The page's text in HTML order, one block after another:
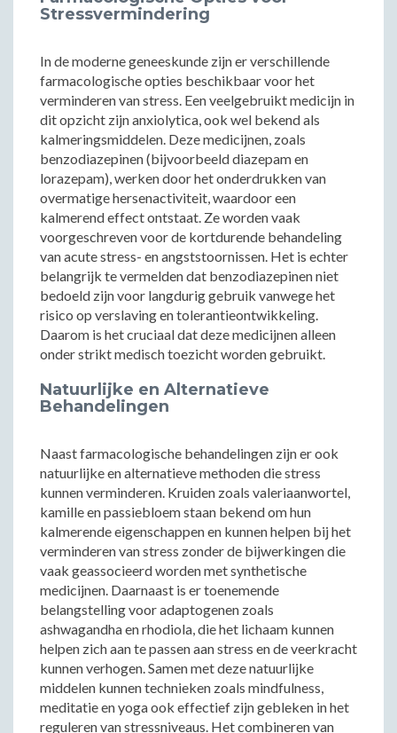
Stressvermindering
In de moderne geneeskunde zijn er verschillende
farmacologische opties beschikbaar voor het
verminderen van stress. Een veelgebruikt medicijn in
dit opzicht zijn anxiolytica, ook wel bekend als
kalmeringsmiddelen. Deze medicijnen, zoals
benzodiazepinen (bijvoorbeeld diazepam en
lorazepam), werken door het onderdrukken van
overmatige hersenactiviteit, waardoor een
kalmerend effect ontstaat. Ze worden vaak
voorgeschreven voor de kortdurende behandeling
van acute stress- en angststoornissen. Het is echter
belangrijk te vermelden dat benzodiazepinen niet
bedoeld zijn voor langdurig gebruik vanwege het
risico op verslaving en tolerantieontwikkeling.
Daarom is het cruciaal dat deze medicijnen alleen
onder strikt medisch toezicht worden gebruikt.
Natuurlijke en Alternatieve
Behandelingen
Naast farmacologische behandelingen zijn er ook
natuurlijke en alternatieve methoden die stress
kunnen verminderen. Kruiden zoals valeriaanwortel,
kamille en passiebloem staan bekend om hun
kalmerende eigenschappen en kunnen helpen bij het
verminderen van stress zonder de bijwerkingen die
vaak geassocieerd worden met synthetische
medicijnen. Daarnaast is er toenemende
belangstelling voor adaptogenen zoals
ashwagandha en rhodiola, die het lichaam kunnen
helpen zich aan te passen aan stress en de veerkracht
kunnen verhogen. Samen met deze natuurlijke
middelen kunnen technieken zoals mindfulness,
meditatie en yoga ook effectief zijn gebleken in het
reguleren van stressniveaus. Het combineren van